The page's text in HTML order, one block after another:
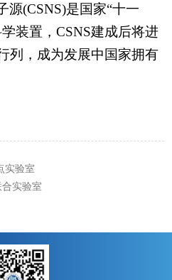
源(CSNS)是国家“十一
装置，CSNS建成后将进
列，成为发展中国家拥有
实验室
实验室